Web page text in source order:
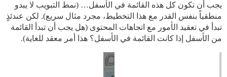
يجب أن تكون كل هذه القائمة في الأسفل… (نمط التبويب لا يبدو
منطقياً بنفس القدر مع هذا التخطيط، مجرد مثال سريع). لكن عندئذٍ
تبدأ في تعقيد الأمور مع اتجاهات المحتوى (هل يجب أن تبدأ القائمة
من الأسفل إذا كانت القائمة في الأسفل؟ هذا أمر معقد للغاية).